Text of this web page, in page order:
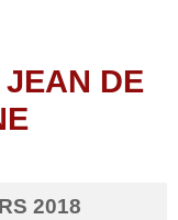
DE
2018